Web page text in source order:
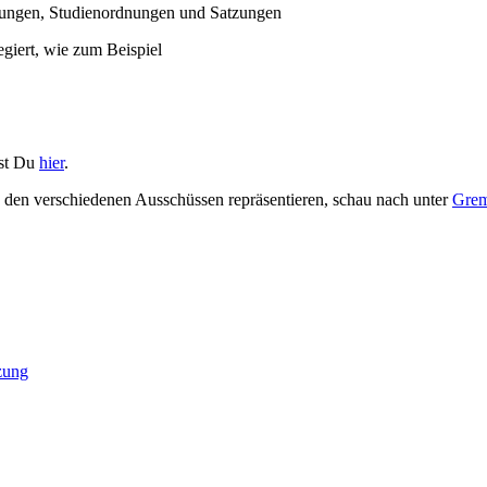
Studienordnungen und Satzungen
wie zum Beispiel
Du hier.
verschiedenen Ausschüssen repräsentieren, schau nach unter